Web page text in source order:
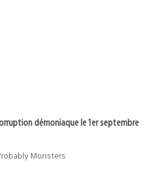
démoniaque le 1er septembre
Monsters